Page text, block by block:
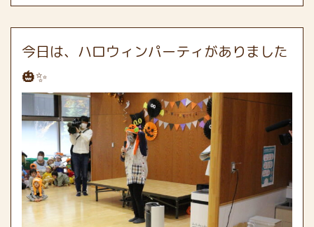
今日は、ハロウィンパーティがありました
🎃✨